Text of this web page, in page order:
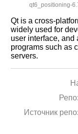
qt6_positioning-
Qt is a cross-
widely used for
user interface, and
programs such as
servers.
Источник